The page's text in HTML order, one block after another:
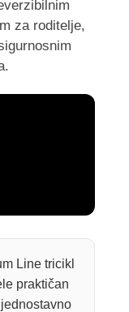
za roditelje,
Line tricikl
praktičan